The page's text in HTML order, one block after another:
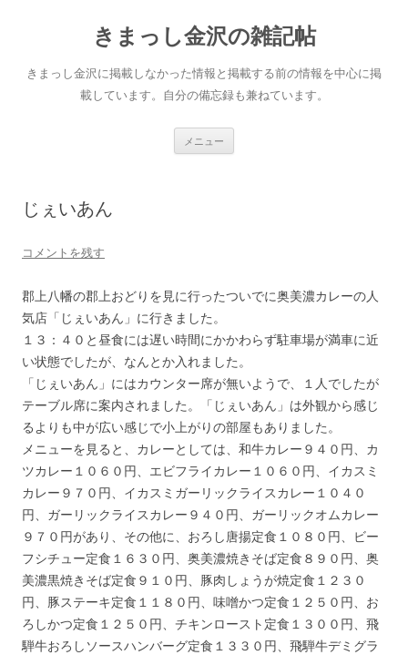
きまっし金沢の雑記帖
きまっし金沢に掲載しなかった情報と掲載する前の情報を中心に掲
載しています。自分の備忘録も兼ねています。
メニュー
じぇいあん
コメントを残す
郡上八幡の郡上おどりを見に行ったついでに奥美濃カレーの人
気店「じぇいあん」に行きました。
１３：４０と昼食には遅い時間にかかわらず駐車場が満車に近
い状態でしたが、なんとか入れました。
「じぇいあん」にはカウンター席が無いようで、１人でしたが
テーブル席に案内されました。「じぇいあん」は外観から感じ
るよりも中が広い感じで小上がりの部屋もありました。
メニューを見ると、カレーとしては、和牛カレー９４０円、カ
ツカレー１０６０円、エビフライカレー１０６０円、イカスミ
カレー９７０円、イカスミガーリックライスカレー１０４０
円、ガーリックライスカレー９４０円、ガーリックオムカレー
９７０円があり、その他に、おろし唐揚定食１０８０円、ビー
フシチュー定食１６３０円、奥美濃焼きそば定食８９０円、奥
美濃黒焼きそば定食９１０円、豚肉しょうが焼定食１２３０
円、豚ステーキ定食１１８０円、味噌かつ定食１２５０円、お
ろしかつ定食１２５０円、チキンロースト定食１３００円、飛
騨牛おろしソースハンバーグ定食１３３０円、飛騨牛デミグラ